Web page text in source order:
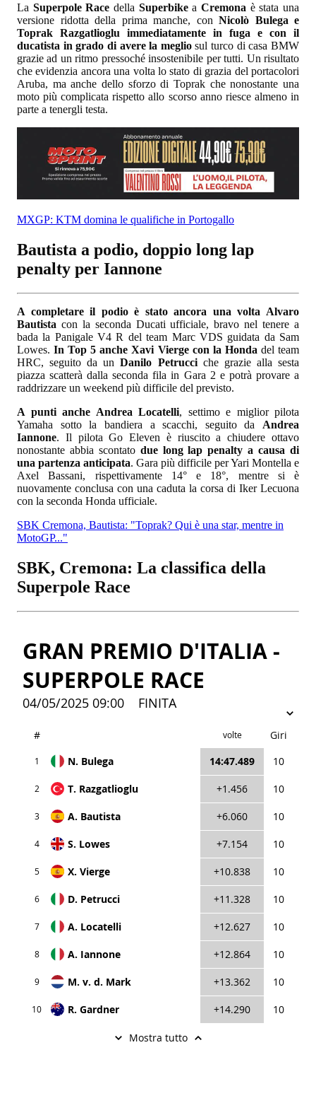
La Superpole Race della SuperbikeaCremona è stata una
versione ridotta della prima manche, con Nicolò Bulega e
Toprak Razgatlioglu immediatamente in fuga e con il
ducatista in grado di avere la megliosul turco di casa BMW
grazie ad un ritmo pressoché insostenibile per tutti. Un risultato
che evidenzia ancora una volta lo stato di grazia del portacolori
Aruba, ma anche dello sforzo di Toprak che nonostante una
moto più complicata rispetto allo scorso anno riesce almeno in
parte a tenergli testa.
MXGP: KTM domina le qualifiche in Portogallo
Bautista a podio, doppio long lap
penalty per Iannone
A completare il podio è stato ancora una volta Alvaro
Bautista con la seconda Ducati ufficiale, bravo nel tenere a
bada la Panigale V4 R del team Marc VDS guidata da Sam
Lowes.In Top 5 anche Xavi Vierge con la Honda del team
HRC, seguito da unDanilo Petrucciche grazie alla sesta
piazza scatterà dalla seconda fila in Gara 2 e potrà provare a
raddrizzare un weekend più difficile del previsto.
A punti anche Andrea Locatelli, settimo e miglior pilota
Yamaha sotto la bandiera a scacchi, seguito da Andrea
Iannone. Il pilota Go Eleven è riuscito a chiudere ottavo
nonostante abbia scontato due long lap penalty a causa di
una partenza anticipata. Gara più difficile per Yari Montella e
Axel Bassani, rispettivamente 14° e 18°, mentre si è
nuovamente conclusa con una caduta la corsa di Iker Lecuona
con la seconda Honda ufficiale.
SBK Cremona, Bautista: "Toprak? Qui è una star, mentre in
MotoGP..."
SBK, Cremona: La classifica della
Superpole Race